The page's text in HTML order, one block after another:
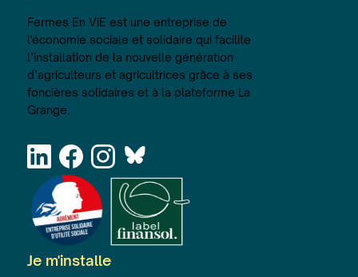
Fermes En ViE est une entreprise de
l'économie sociale et solidaire qui facilite
l’installation de la nouvelle génération
d’agriculteurs et agricultrices grâce à ses
foncières solidaires et à la plateforme La
Grange.
Je m'installe